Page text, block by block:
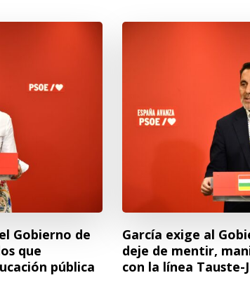
Gobierno de
que
pública
García exige al
deje de mentir,
con la línea Tauste-